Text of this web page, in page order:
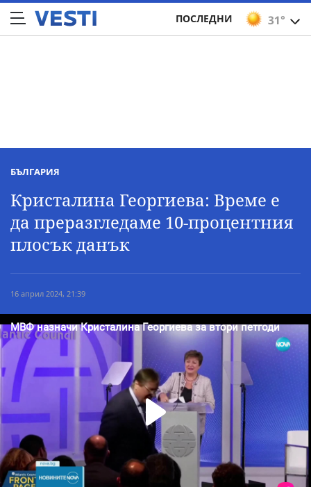
31°
ПОСЛЕДНИ
БЪЛГАРИЯ
Кристалина Георгиева: Време е
да преразгледаме 10-процентния
плосък данък
16 април 2024, 21:39